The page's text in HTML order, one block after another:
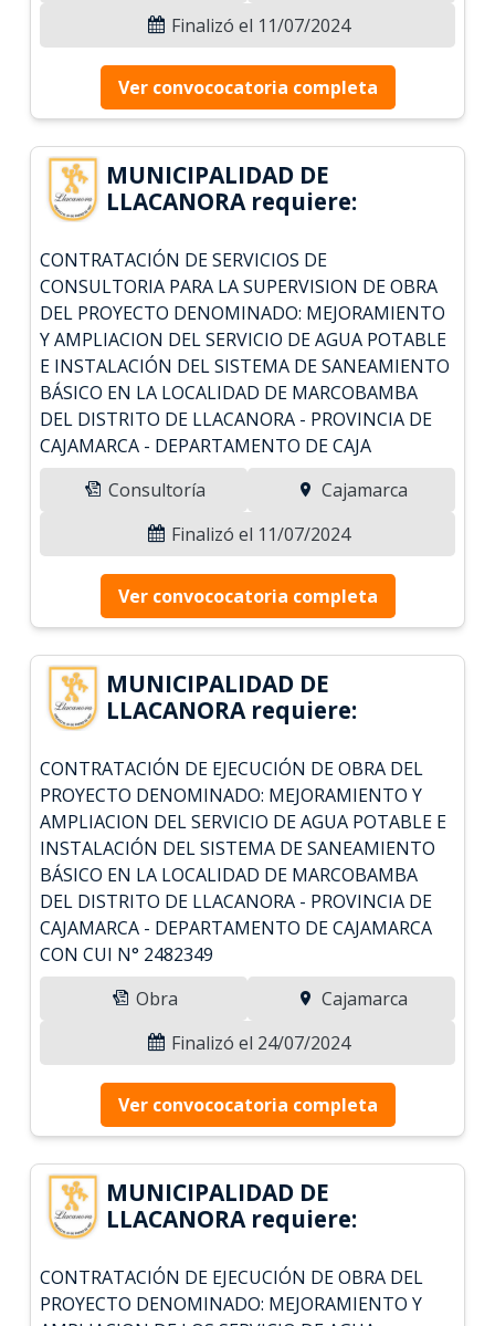
Finalizó el 11/07/2024
Ver convococatoria completa
MUNICIPALIDAD DE
LLACANORA requiere:
CONTRATACIÓN DE SERVICIOS DE
CONSULTORIA PARA LA SUPERVISION DE OBRA
DEL PROYECTO DENOMINADO: MEJORAMIENTO
Y AMPLIACION DEL SERVICIO DE AGUA POTABLE
E INSTALACIÓN DEL SISTEMA DE SANEAMIENTO
BÁSICO EN LA LOCALIDAD DE MARCOBAMBA
DEL DISTRITO DE LLACANORA - PROVINCIA DE
CAJAMARCA - DEPARTAMENTO DE CAJA
Consultoría
Cajamarca
Finalizó el 11/07/2024
Ver convococatoria completa
MUNICIPALIDAD DE
LLACANORA requiere:
CONTRATACIÓN DE EJECUCIÓN DE OBRA DEL
PROYECTO DENOMINADO: MEJORAMIENTO Y
AMPLIACION DEL SERVICIO DE AGUA POTABLE E
INSTALACIÓN DEL SISTEMA DE SANEAMIENTO
BÁSICO EN LA LOCALIDAD DE MARCOBAMBA
DEL DISTRITO DE LLACANORA - PROVINCIA DE
CAJAMARCA - DEPARTAMENTO DE CAJAMARCA
CON CUI N° 2482349
Obra
Cajamarca
Finalizó el 24/07/2024
Ver convococatoria completa
MUNICIPALIDAD DE
LLACANORA requiere:
CONTRATACIÓN DE EJECUCIÓN DE OBRA DEL
PROYECTO DENOMINADO: MEJORAMIENTO Y